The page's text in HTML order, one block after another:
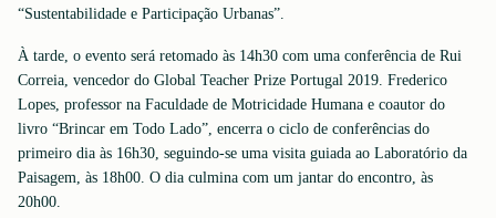
“Sustentabilidade e Participação Urbanas”.
À tarde, o evento será retomado às 14h30 com uma conferência de Rui
Correia, vencedor do Global Teacher Prize Portugal 2019. Frederico
Lopes, professor na Faculdade de Motricidade Humana e coautor do
livro “Brincar em Todo Lado”, encerra o ciclo de conferências do
primeiro dia às 16h30, seguindo-se uma visita guiada ao Laboratório da
Paisagem, às 18h00. O dia culmina com um jantar do encontro, às
20h00.